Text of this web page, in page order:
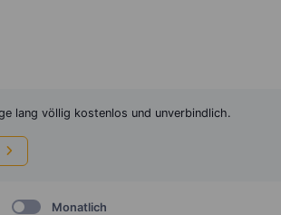
lang völlig kostenlos und unverbindlich.
Monatlich